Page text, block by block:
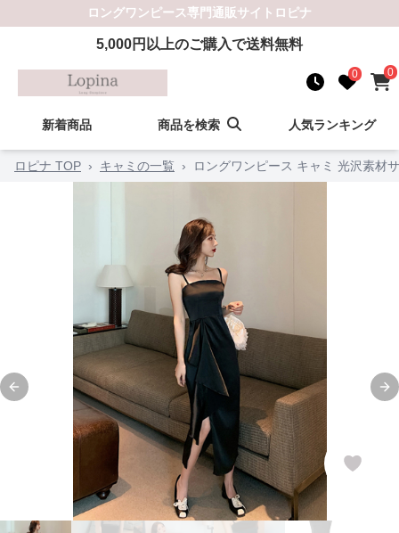
ロングワンピース専門通販サイト ロピナ
5,000円以上のご購入で送料無料
0 0
新着商品 商品を検索 人気ランキング
ロピナ TOP › キャミの一覧 › ロングワンピース キャミ 光沢素材
Previous slide